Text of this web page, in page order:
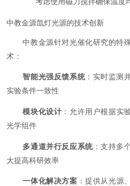
中教金源氙灯光源的技术创新
中教金源针对光催化研究的特
术：
智能光强反馈系统：实时监测
实验条件一致性
模块化设计：允许用户根据实
光学组件
多通道并行反应系统：支持多
大提高科研效率
一体化解决方案 ：提供从光源